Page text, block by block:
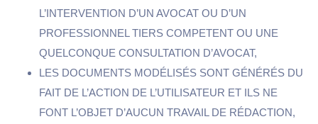
L’INTERVENTION D’UN AVOCAT OU D’UN
PROFESSIONNEL TIERS COMPETENT OU UNE
QUELCONQUE CONSULTATION D’AVOCAT,
LES DOCUMENTS MODÉLISÉS SONT GÉNÉRÉS DU
FAIT DE L’ACTION DE L’UTILISATEUR ET ILS NE
FONT L’OBJET D’AUCUN TRAVAIL DE RÉDACTION,